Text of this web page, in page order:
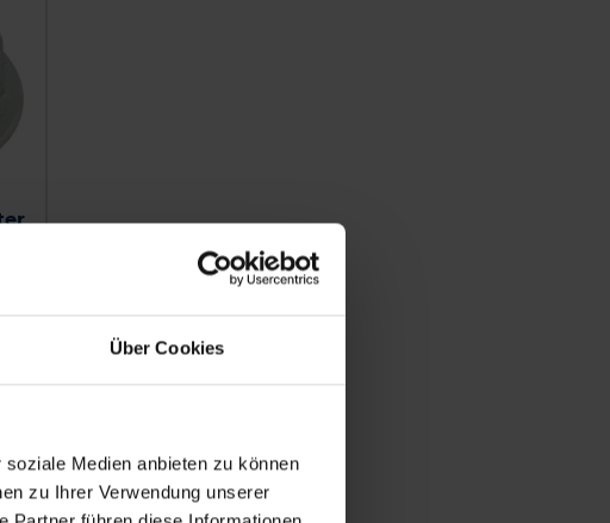
Über Cookies
Medien anbieten zu können
zu Ihrer Verwendung unserer